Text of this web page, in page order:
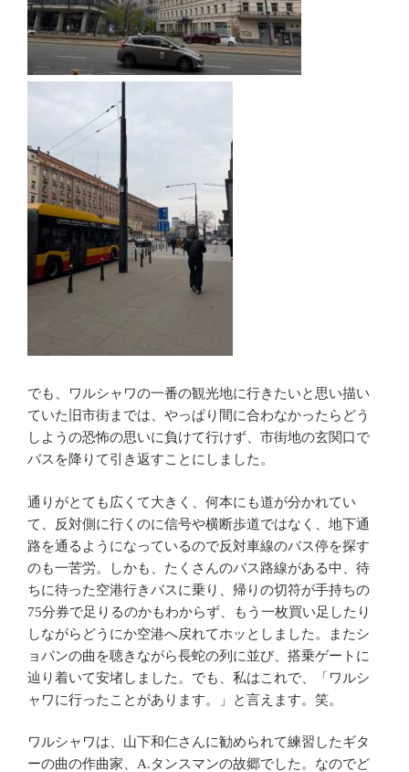
でも、ワルシャワの一番の観光地に行きたいと思い描い
ていた旧市街までは、やっぱり間に合わなかったらどう
しようの恐怖の思いに負けて行けず、市街地の玄関口で
バスを降りて引き返すことにしました。
通りがとても広くて大きく、何本にも道が分かれてい
て、反対側に行くのに信号や横断歩道ではなく、地下通
路を通るようになっているので反対車線のバス停を探す
のも一苦労。しかも、たくさんのバス路線がある中、待
ちに待った空港行きバスに乗り、帰りの切符が手持ちの
75分券で足りるのかもわからず、もう一枚買い足したり
しながらどうにか空港へ戻れてホッとしました。またシ
ョパンの曲を聴きながら長蛇の列に並び、搭乗ゲートに
辿り着いて安堵しました。でも、私はこれで、「ワルシ
ャワに行ったことがあります。」と言えます。笑。
ワルシャワは、山下和仁さんに勧められて練習したギタ
ーの曲の作曲家、A.タンスマンの故郷でした。なのでど